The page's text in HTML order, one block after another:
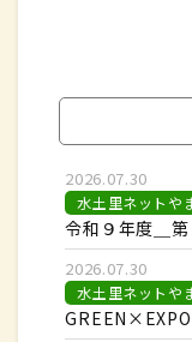
2026.07.30
水土里ネットや
令和９年度＿
2026.07.30
水土里ネットや